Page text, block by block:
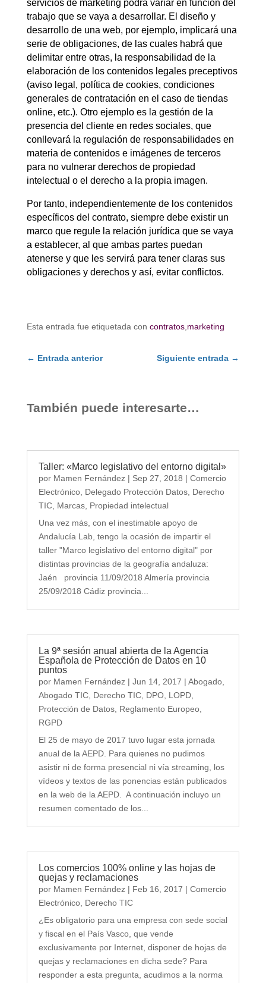
servicios de marketing podrá variar en función del
trabajo que se vaya a desarrollar. El diseño y
desarrollo de una web, por ejemplo, implicará una
serie de obligaciones, de las cuales habrá que
delimitar entre otras, la responsabilidad de la
elaboración de los contenidos legales preceptivos
(aviso legal, política de cookies, condiciones
generales de contratación en el caso de tiendas
online, etc.). Otro ejemplo es la gestión de la
presencia del cliente en redes sociales, que
conllevará la regulación de responsabilidades en
materia de contenidos e imágenes de terceros
para no vulnerar derechos de propiedad
intelectual o el derecho a la propia imagen.
Por tanto, independientemente de los contenidos
específicos del contrato, siempre debe existir un
marco que regule la relación jurídica que se vaya
a establecer, al que ambas partes puedan
atenerse y que les servirá para tener claras sus
obligaciones y derechos y así, evitar conflictos.
Esta entrada fue etiquetada con contratos, marketing
← Entrada anterior Siguiente entrada →
También puede interesarte…
Taller: «Marco legislativo del entorno digital»
por Mamen Fernández| Sep 27, 2018 | Comercio
Electrónico, Delegado Protección Datos, Derecho
TIC, Marcas, Propiedad intelectual
Una vez más, con el inestimable apoyo de
Andalucía Lab, tengo la ocasión de impartir el
taller "Marco legislativo del entorno digital" por
distintas provincias de la geografía andaluza:
Jaén provincia 11/09/2018 Almería provincia
25/09/2018 Cádiz provincia...
La 9ª sesión anual abierta de la Agencia
Española de Protección de Datos en 10
puntos
por Mamen Fernández| Jun 14, 2017 | Abogado,
Abogado TIC, Derecho TIC, DPO, LOPD,
Protección de Datos, Reglamento Europeo,
RGPD
El 25 de mayo de 2017 tuvo lugar esta jornada
anual de la AEPD. Para quienes no pudimos
asistir ni de forma presencial ni vía streaming, los
vídeos y textos de las ponencias están publicados
en la web de la AEPD. A continuación incluyo un
resumen comentado de los...
Los comercios 100% online y las hojas de
quejas y reclamaciones
por Mamen Fernández| Feb 16, 2017 | Comercio
Electrónico, Derecho TIC
¿Es obligatorio para una empresa con sede social
y fiscal en el País Vasco, que vende
exclusivamente por Internet, disponer de hojas de
quejas y reclamaciones en dicha sede? Para
responder a esta pregunta, acudimos a la norma